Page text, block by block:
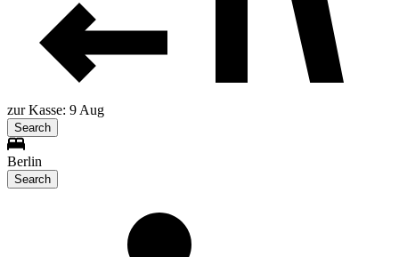
zur Kasse: 9 Aug
Search
Berlin
Search